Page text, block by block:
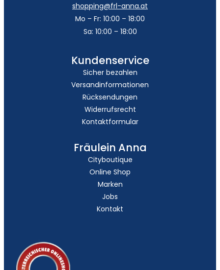
shopping@frl-anna.at
Mo – Fr: 10:00 – 18:00
Sa: 10:00 – 18:00
Kundenservice
Sicher bezahlen
Versandinformationen
Rücksendungen
Widerrufsrecht
Kontaktformular
Fräulein Anna
Cityboutique
Online Shop
Marken
Jobs
Kontakt